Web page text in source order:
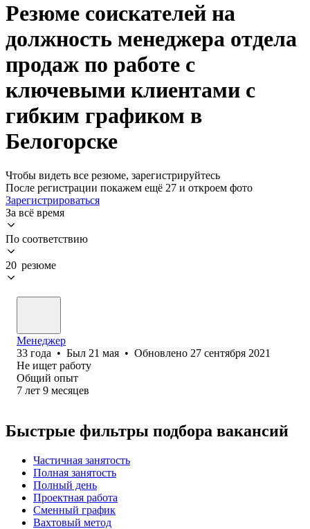
Резюме соискателей на
должность менеджера отдела
продаж по работе с
ключевыми клиентами с
гибким графиком в
Белогорске
Чтобы видеть все резюме, зарегистрируйтесь
После регистрации покажем ещё 27 и откроем фото
Зарегистрироваться
За всё время
По соответствию
20 резюме
Менеджер
33 года • Был 21 мая • Обновлено 27 сентября 2021
Не ищет работу
Общий опыт
7 лет 9 месяцев
Быстрые фильтры подбора вакансий
Частичная занятость
Полная занятость
Полный день
Проектная работа
Сменный график
Вахтовый метод